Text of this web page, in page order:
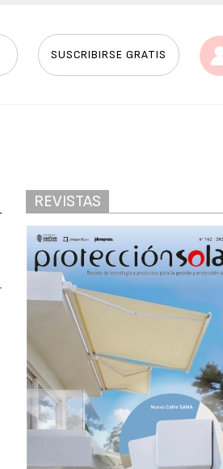
SUSCRIBIRSE GRATIS
REVISTAS